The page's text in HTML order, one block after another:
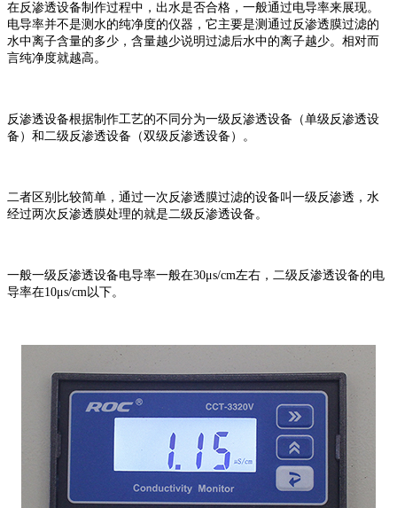
在反渗透设备制作过程中，出水是否合格，一般通过电导率来展现。
电导率并不是测水的纯净度的仪器，它主要是测通过反渗透膜过滤的
水中离子含量的多少，含量越少说明过滤后水中的离子越少。相对而
言纯净度就越高。
反渗透设备根据制作工艺的不同分为一级反渗透设备（单级反渗透设
备）和二级反渗透设备（双级反渗透设备）。
二者区别比较简单，通过一次反渗透膜过滤的设备叫一级反渗透，水
经过两次反渗透膜处理的就是二级反渗透设备。
一般一级反渗透设备电导率一般在30μs/cm左右，二级反渗透设备的电
导率在10μs/cm以下。